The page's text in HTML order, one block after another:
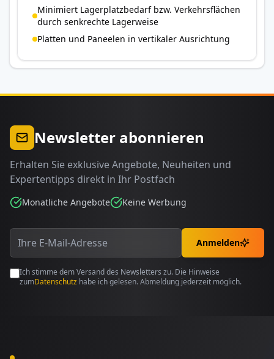
Minimiert Lagerplatzbedarf bzw. Verkehrsflächen
durch senkrechte Lagerweise
Platten und Paneelen in vertikaler Ausrichtung
Newsletter abonnieren
Erhalten Sie exklusive Angebote, Neuheiten und
Expertentipps direkt in Ihr Postfach
Monatliche Angebote Keine Werbung
Anmelden
Ich stimme dem Versand des Newsletters zu. Die Hinweise
zumDatenschutz habe ich gelesen. Abmeldung jederzeit möglich.